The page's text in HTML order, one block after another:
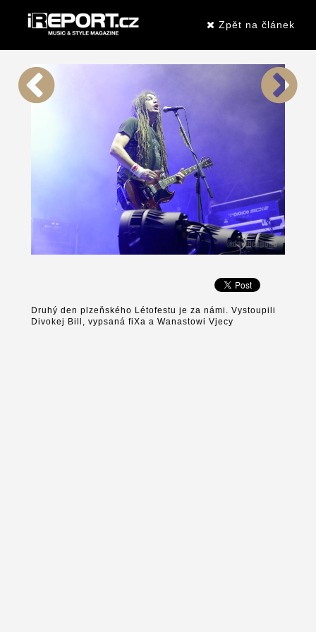
Zpět na článek
Druhý den plzeňského Létofestu je za námi. Vystoupili
Divokej Bill, vypsaná fiXa a Wanastowi Vjecy